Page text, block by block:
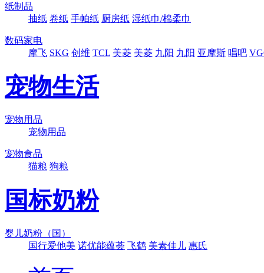
纸制品
抽纸 卷纸 手帕纸 厨房纸 湿纸巾/棉柔巾
数码家电
摩飞 SKG 创维 TCL 美菱 美菱 九阳 九阳 亚摩斯 唱吧
宠物生活
宠物用品
宠物用品
宠物食品
猫粮 狗粮
国标奶粉
婴儿奶粉（国）
国行爱他美 诺优能蕴荟 飞鹤 美素佳儿 惠氏